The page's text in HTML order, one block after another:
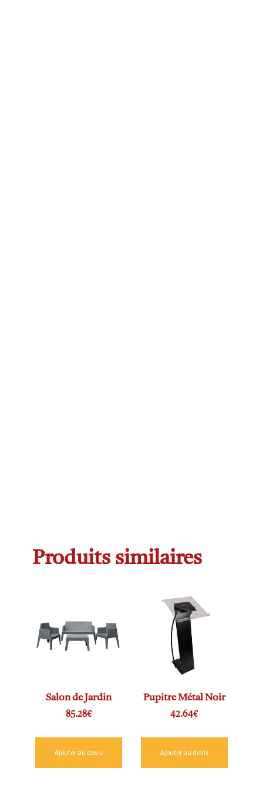
Produits similaires
Salon de Jardin
85.28€
Ajouter au devis
Pupitre Métal Noir
42.64€
Ajouter au devis